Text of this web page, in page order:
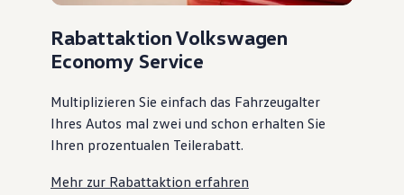
Rabattaktion Volkswagen
Economy Service
Multiplizieren Sie einfach das Fahrzeugalter
Ihres Autos mal zwei und schon erhalten Sie
Ihren prozentualen Teilerabatt.
Mehr zur Rabattaktion erfahren